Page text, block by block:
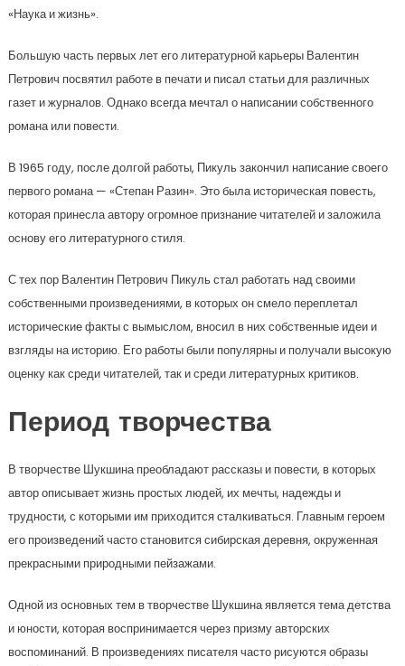
«Наука и жизнь».
Большую часть первых лет его литературной карьеры Валентин
Петрович посвятил работе в печати и писал статьи для различных
газет и журналов. Однако всегда мечтал о написании собственного
романа или повести.
В 1965 году, после долгой работы, Пикуль закончил написание своего
первого романа — «Степан Разин». Это была историческая повесть,
которая принесла автору огромное признание читателей и заложила
основу его литературного стиля.
С тех пор Валентин Петрович Пикуль стал работать над своими
собственными произведениями, в которых он смело переплетал
исторические факты с вымыслом, вносил в них собственные идеи и
взгляды на историю. Его работы были популярны и получали высокую
оценку как среди читателей, так и среди литературных критиков.
Период творчества
В творчестве Шукшина преобладают рассказы и повести, в которых
автор описывает жизнь простых людей, их мечты, надежды и
трудности, с которыми им приходится сталкиваться. Главным героем
его произведений часто становится сибирская деревня, окруженная
прекрасными природными пейзажами.
Одной из основных тем в творчестве Шукшина является тема детства
и юности, которая воспринимается через призму авторских
воспоминаний. В произведениях писателя часто рисуются образы